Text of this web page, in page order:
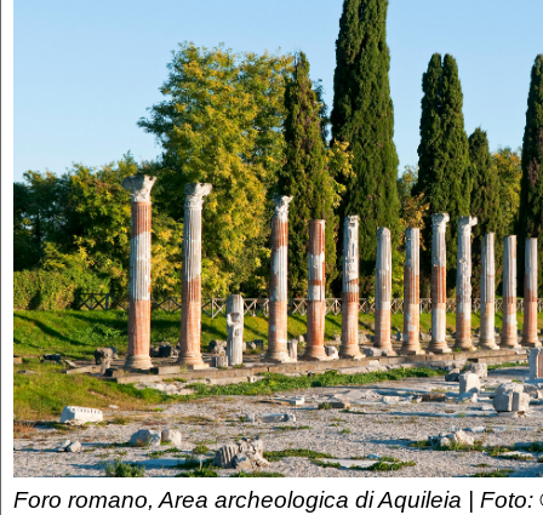
Foro romano, Area archeologica di Aquileia |